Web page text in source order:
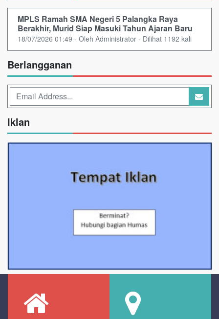
MPLS Ramah SMA Negeri 5 Palangka Raya
Berakhir, Murid Siap Masuki Tahun Ajaran Baru
18/07/2026 01:49 - Oleh Administrator - Dilihat 1192 kali
Berlangganan
Iklan